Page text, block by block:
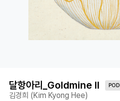
달항아리_Goldmine II POD
김경희 (Kim Kyong Hee)